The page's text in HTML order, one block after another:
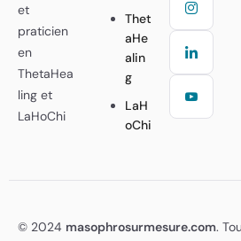
et
praticien
en
ThetaHea
ling et
LaHoChi
Thet
aHe
alin
g
LaH
oChi
© 2024 masophrosurmesure.com.